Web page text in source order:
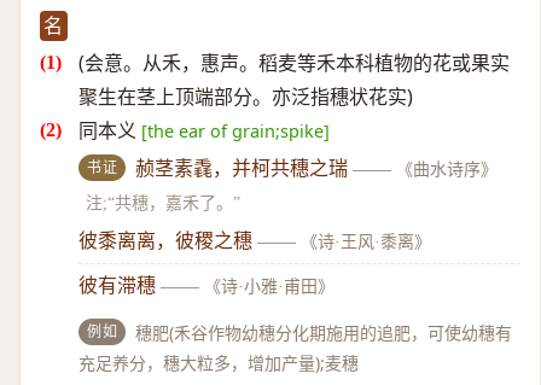
名
(会意。从禾，惠声。稻麦等禾本科植物的花或果实
聚生在茎上顶端部分。亦泛指穗状花实)
同本义 [the ear of grain;spike]
书证 赪茎素毳，并柯共穗之瑞 ——
《曲水诗序》
注;“共穗，嘉禾了。”
彼黍离离，彼稷之穗 —— 《诗·王风·黍离》
彼有滞穗 —— 《诗·小雅·甫田》
例如
穗肥(禾谷作物幼穗分化期施用的追肥，可使幼穗有
充足养分，穗大粒多，增加产量);麦穗